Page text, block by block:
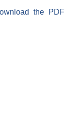
the PDF